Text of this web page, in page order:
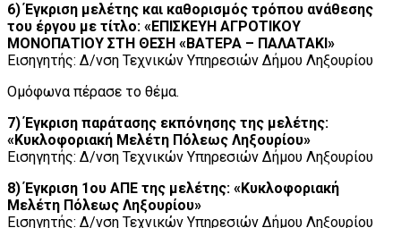
6) Έγκριση μελέτης και καθορισμός τρόπου ανάθεσης
του έργου με τίτλο: «ΕΠΙΣΚΕΥΗ ΑΓΡΟΤΙΚΟΥ
ΜΟΝΟΠΑΤΙΟΥ ΣΤΗ ΘΕΣΗ «ΒΑΤΕΡΑ – ΠΑΛΑΤΑΚΙ»
Εισηγητής: Δ/νση Τεχνικών Υπηρεσιών Δήμου Ληξουρίου
Ομόφωνα πέρασε το θέμα.
7) Έγκριση παράτασης εκπόνησης της μελέτης:
«Κυκλοφοριακή Μελέτη Πόλεως Ληξουρίου»
Εισηγητής: Δ/νση Τεχνικών Υπηρεσιών Δήμου Ληξουρίου
8) Έγκριση 1ου ΑΠΕ της μελέτης: «Κυκλοφοριακή
Μελέτη Πόλεως Ληξουρίου»
Εισηγητής: Δ/νση Τεχνικών Υπηρεσιών Δήμου Ληξουρίου